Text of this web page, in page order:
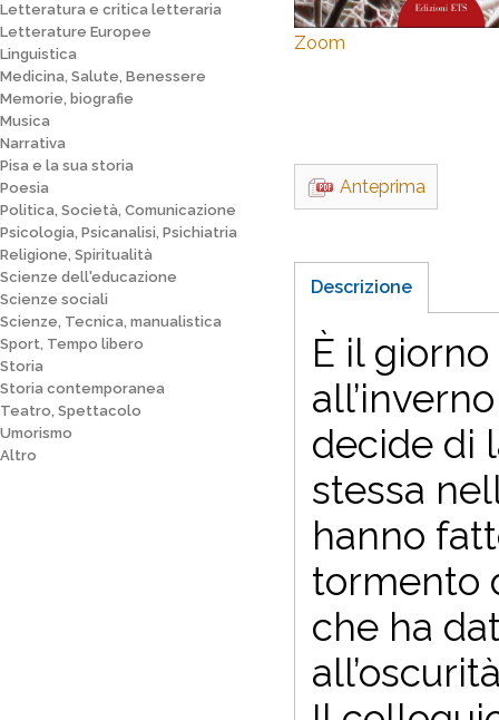
Letteratura e critica letteraria
Letterature Europee
Linguistica
Medicina, Salute, Benessere
Memorie, biografie
Musica
Narrativa
Pisa e la sua storia
Poesia
Politica, Società, Comunicazione
Psicologia, Psicanalisi, Psichiatria
Religione, Spiritualità
Scienze dell'educazione
Scienze sociali
Scienze, Tecnica, manualistica
Sport, Tempo libero
Storia
Storia contemporanea
Teatro, Spettacolo
Umorismo
Altro
Zoom
Anteprima
Descrizione
È il
decide di
stessa
hanno
tormento
che ha